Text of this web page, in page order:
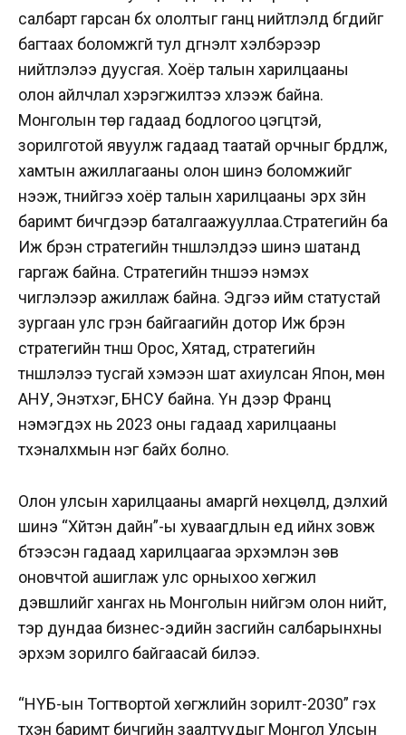
салбарт гарсан бүх ололтыг ганц нийтлэлд бүгдийг
багтаах боломжгүй тул дүгнэлт хэлбэрээр
нийтлэлээ дуусгая. Хоёр талын харилцааны
олон айлчлал хэрэгжилтээ хүлээж байна.
Монголын төр гадаад бодлогоо цэгцтэй,
зорилготой явуулж гадаад таатай орчныг бүрдүүлж,
хамтын ажиллагааны олон шинэ боломжийг
нээж, түүнийгээ хоёр талын харилцааны эрх зүйн
баримт бичгүүдээр баталгаажууллаа.Стратегийн ба
Иж бүрэн стратегийн түншлэлүүдээ шинэ шатанд
гаргаж байна. Стратегийн түншээ нэмэх
чиглэлээр ажиллаж байна. Эдүгээ ийм статустай
зургаан улс гүрэн байгаагийн дотор Иж бүрэн
стратегийн түнш Орос, Хятад, стратегийн
түншлэлээ тусгай хэмээн шат ахиулсан Япон, мөн
АНУ, Энэтхэг, БНСУ байна. Үүн дээр Франц
нэмэгдэх нь 2023 оны гадаад харилцааны
түүхэналхмын нэг байх болно.
Олон улсын харилцааны амаргүй нөхцөлд, дэлхий
шинэ “Хүйтэн дайн”-ы хуваагдлын үед ийнхүү зовж
бүтээсэн гадаад харилцаагаа эрхэмлэн зөв
оновчтой ашиглаж улс орныхоо хөгжил
дэвшлийг хангах нь Монголын нийгэм олон нийт,
тэр дундаа бизнес-эдийн засгийн салбарынхны
эрхэм зорилго байгаасай билээ.
“НҮБ-ын Тогтвортой хөгжлийн зорилт-2030” гэх
түүхэн баримт бичгийн заалтуудыг Монгол Улсын